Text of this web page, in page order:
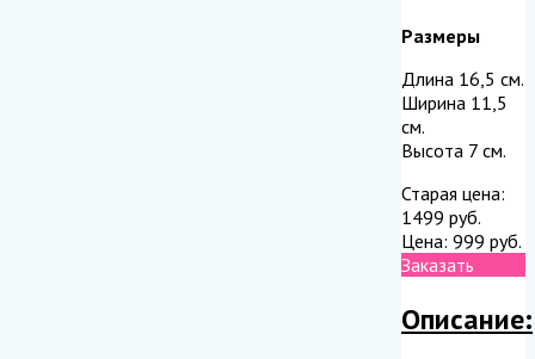
Размеры
Длина 16,5 см.
Ширина 11,5
см.
Высота 7 см.
Старая цена:
1499 руб.
Цена: 999 руб.
Заказать
Описание: